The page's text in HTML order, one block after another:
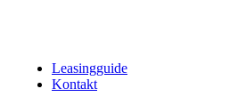
Leasingguide
Kontakt